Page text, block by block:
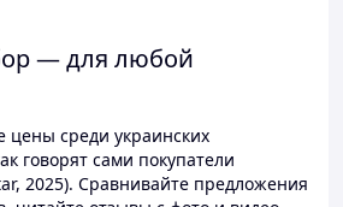
— для любой
цены среди украинских
говорят сами покупатели
2025). Сравнивайте предложения